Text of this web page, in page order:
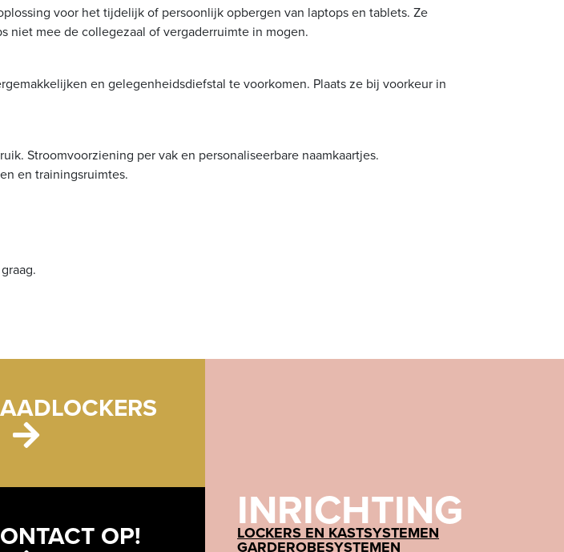
voor het tijdelijk of persoonlijk opbergen van laptops en tablets. Ze
mee de collegezaal of vergaderruimte in mogen.
en gelegenheidsdiefstal te voorkomen. Plaats ze bij voorkeur in
Stroomvoorziening per vak en personaliseerbare naamkaartjes.
en trainingsruimtes.
OP! INRICHTING
LOCKERS EN KASTSYSTEMEN
GARDEROBESYSTEMEN